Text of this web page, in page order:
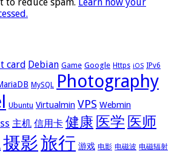
card Debian Game Google Https iOS IPv6
MySQL Photography
Ubuntu Virtualmin VPS Webmin
主机 信用卡 健康 医学 医师
摄影旅行 游戏 电影 电磁波 电磁辐射